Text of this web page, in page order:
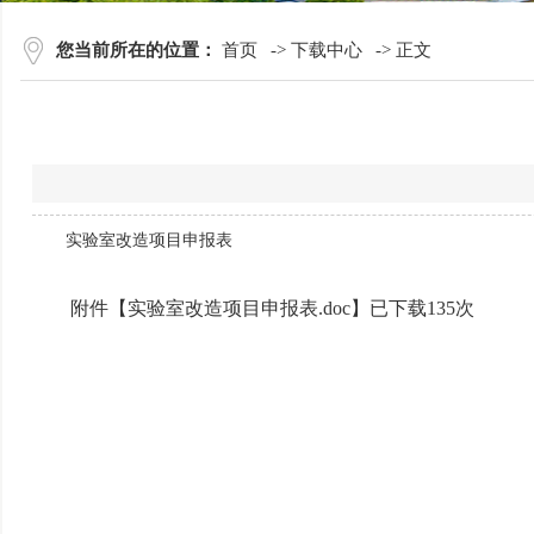
您当前所在的位置： 首页 -> 下载中心 -> 正文
实验室改造项目申报表
附件【 实验室改造项目申报表.doc】已下载135次